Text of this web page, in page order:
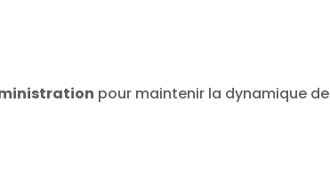
pour maintenir la dynamique de